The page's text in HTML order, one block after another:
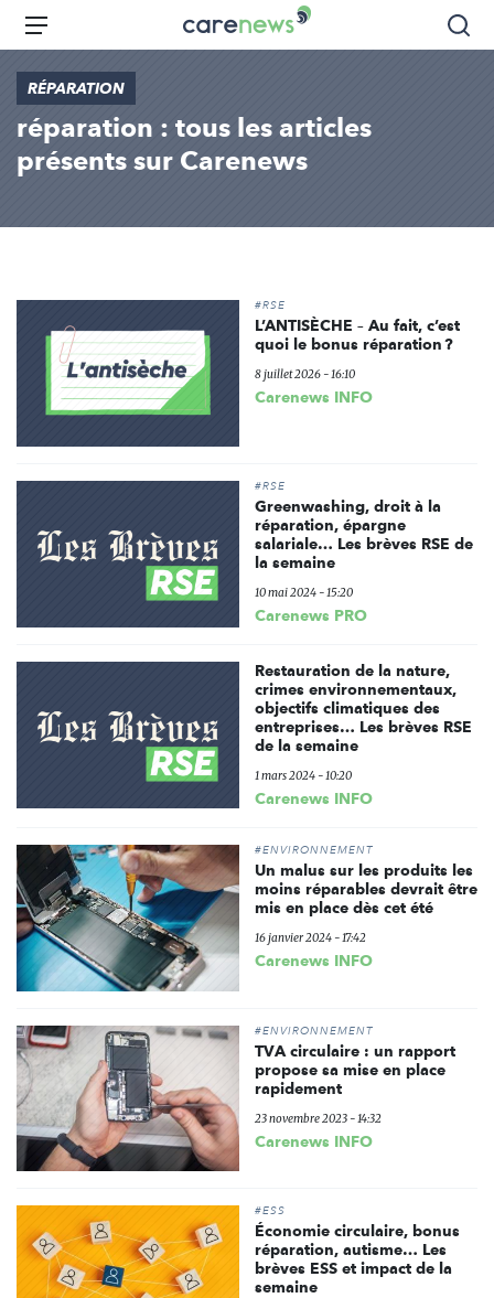
Aller
principal
Carenews,
Le
acteurs
de
l'engagement
Menu
RÉPARATION
réparation : tous les articles
présents sur Carenews
#RSE
L’ANTISÈCHE – Au fait, c’est
quoi le bonus réparation ?
8 juillet 2026 - 16:10
Carenews INFO
#RSE
Greenwashing, droit à la
réparation, épargne
salariale… Les brèves RSE de
la semaine
10 mai 2024 - 15:20
Carenews PRO
Restauration de la nature,
crimes environnementaux,
objectifs climatiques des
entreprises… Les brèves RSE
de la semaine
1 mars 2024 - 10:20
Carenews INFO
#ENVIRONNEMENT
Un malus sur les produits les
moins réparables devrait être
mis en place dès cet été
16 janvier 2024 - 17:42
Carenews INFO
#ENVIRONNEMENT
TVA circulaire : un rapport
propose sa mise en place
rapidement
23 novembre 2023 - 14:32
Carenews INFO
#ESS
Économie circulaire, bonus
réparation, autisme… Les
brèves ESS et impact de la
semaine